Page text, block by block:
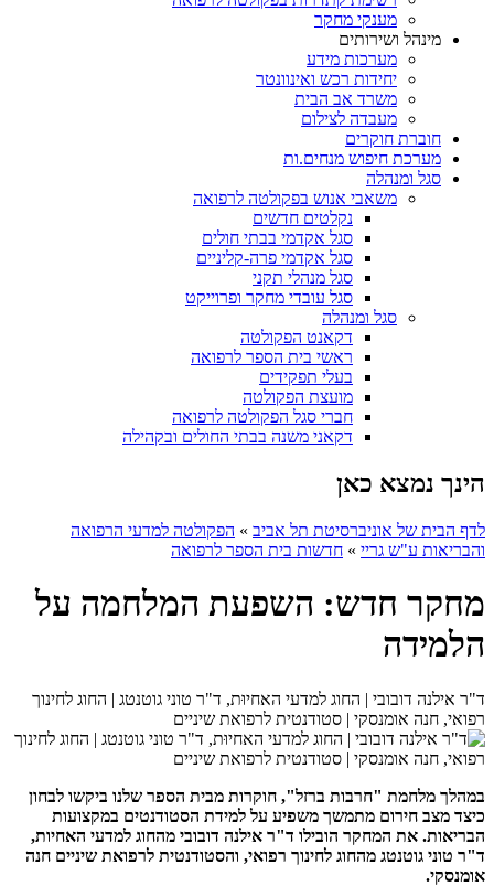
מענקי מחקר
מינהל ושירותים
מערכות מידע
יחידות רכש ואינוונטר
משרד אב הבית
מעבדה לצילום
חוברת חוקרים
מערכת חיפוש מנחים.ות
סגל ומנהלה
משאבי אנוש בפקולטה לרפואה
נקלטים חדשים
סגל אקדמי בבתי חולים
סגל אקדמי פרה-קליניים
סגל מנהלי תקני
סגל עובדי מחקר ופרוייקט
סגל ומנהלה
דקאנט הפקולטה
ראשי בית הספר לרפואה
בעלי תפקידים
מועצת הפקולטה
חברי סגל הפקולטה לרפואה
דקאני משנה בבתי החולים ובקהילה
הינך נמצא כאן
לדף הבית של אוניברסיטת תל אביב » הפקולטה למדעי הרפואה
והבריאות ע"ש גריי » חדשות בית הספר לרפואה
מחקר חדש: השפעת המלחמה על
הלמידה
ד"ר אילנה דובובי | החוג למדעי האחיוּת, ד"ר טוני גוטנטג | החוג לחינוך
רפואי, חנה אומנסקי | סטודנטית לרפואת שיניים
במהלך מלחמת "חרבות ברזל", חוקרות מבית הספר שלנו ביקשו לבחון
כיצד מצב חירום מתמשך משפיע על למידת הסטודנטים במקצועות
הבריאות. את המחקר הובילו ד"ר אילנה דובובי מהחוג למדעי האחיות,
ד"ר טוני גוטנטג מהחוג לחינוך רפואי, והסטודנטית לרפואת שיניים חנה
אומנסקי.